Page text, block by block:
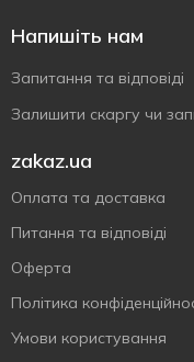
Напишіть нам
Запитання та відповіді
Залишити скаргу чи
zakaz.ua
Оплата та доставка
Питання та відповіді
Оферта
Політика
Умови користування